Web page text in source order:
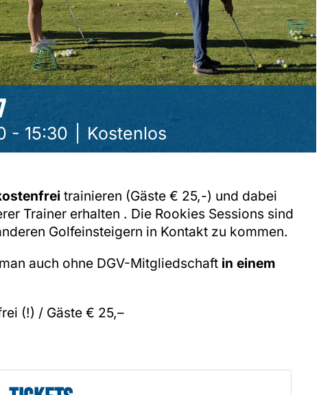
- 15:30 Kostenlos
trainieren (Gäste € 25,-) und dabei
Trainer erhalten . Die Rookies Sessions sind
Golfeinsteigern in Kontakt zu kommen.
auch ohne DGV-Mitgliedschaft in einem
(!) / Gäste € 25,–